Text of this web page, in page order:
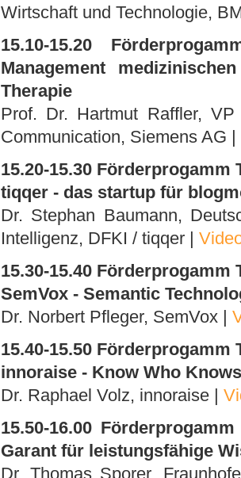
Wirtschaft und Technologie,
15.10-15.20
Management
Therapie
Prof. Dr. Hartmut Raffler, VP
Communication, Siemens AG |
15.20-15.30 Förderprogamm
tiqqer - das startup für
Dr. Stephan Baumann,
Intelligenz, DFKI / tiqqer |
15.30-15.40 Förderprogamm
SemVox - Semantic
Dr. Norbert Pfleger, SemVox |
15.40-15.50 Förderprogamm
innoraise - Know Who Knows
Dr. Raphael Volz, innoraise |
15.50-16.00
Garant für leistungsfähige
Dr. Thomas Sporer,